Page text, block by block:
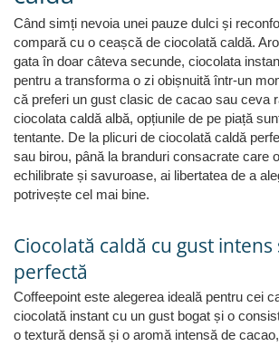
Când simți nevoia unei pauze dulci și
compară cu o ceașcă de ciocolată caldă.
gata în doar câteva secunde, ciocolata
pentru a transforma o zi obișnuită într-un
că preferi un gust clasic de cacao sau ceva
ciocolata caldă albă, opțiunile de pe piață
tentante. De la plicuri de ciocolată caldă
sau birou, până la branduri consacrate care
echilibrate și savuroase, ai libertatea de a
potrivește cel mai bine.
Ciocolată caldă cu gust
perfectă
Coffeepoint este alegerea ideală pentru cei
ciocolată instant cu un gust bogat și o
o textură densă și o aromă intensă de